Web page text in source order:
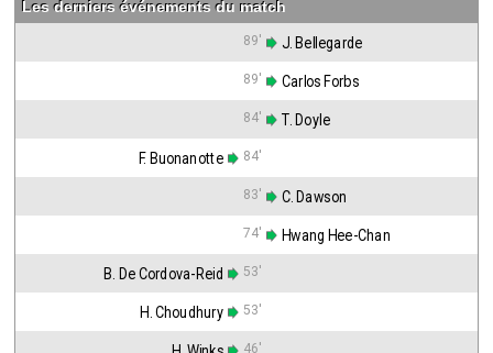
Les derniers événements du match
89' J. Bellegarde
89' Carlos Forbs
84' T. Doyle
F. Buonanotte 84'
83' C. Dawson
74' Hwang Hee-Chan
B. De Cordova-Reid 53'
H. Choudhury 53'
46'